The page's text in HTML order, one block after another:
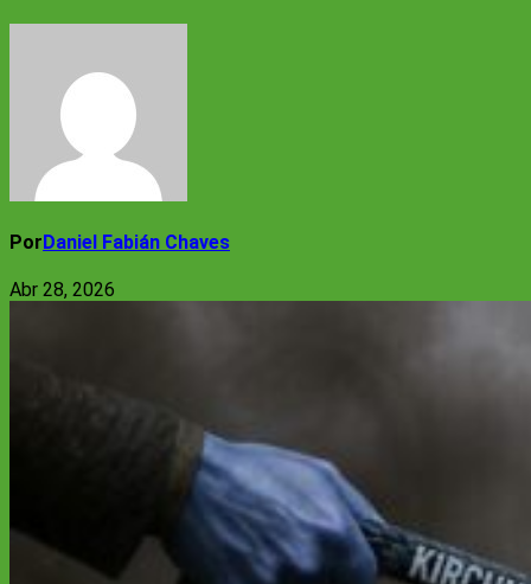
PorDaniel Fabián Chaves
Abr 28, 2026